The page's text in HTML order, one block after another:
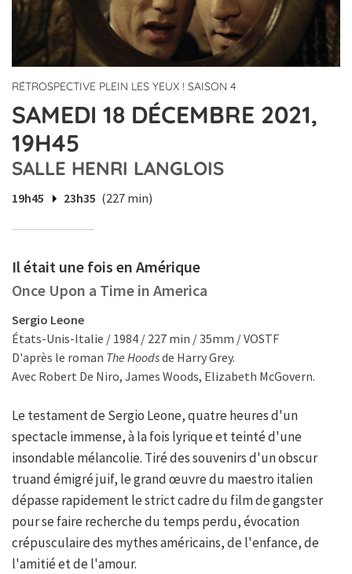
RÉTROSPECTIVE PLEIN LES YEUX ! SAISON 4
SAMEDI 18 DÉCEMBRE 2021,
19H45
SALLE HENRI LANGLOIS
19h45 23h35 (227 min)
Il était une fois en Amérique
Once Upon a Time in America
Sergio Leone
États-Unis-Italie / 1984 / 227 min / 35mm / VOSTF
D'après le roman The Hoodsde Harry Grey.
Avec Robert De Niro, James Woods, Elizabeth McGovern.
Le testament de Sergio Leone, quatre heures d'un
spectacle immense, à la fois lyrique et teinté d'une
insondable mélancolie. Tiré des souvenirs d'un obscur
truand émigré juif, le grand œuvre du maestro italien
dépasse rapidement le strict cadre du film de gangster
pour se faire recherche du temps perdu, évocation
crépusculaire des mythes américains, de l'enfance, de
l'amitié et de l'amour.